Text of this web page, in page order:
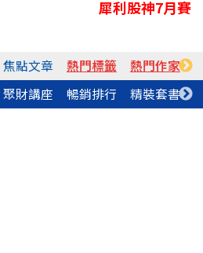
犀利股神7月賽
焦點文章 熱門標籤 熱門作家
聚財講座 暢銷排行 精裝套書